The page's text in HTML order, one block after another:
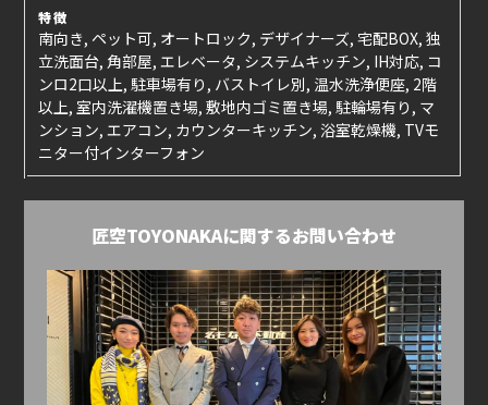
特徴
南向き, ペット可, オートロック, デザイナーズ, 宅配BOX, 独
立洗面台, 角部屋, エレベータ, システムキッチン, IH対応, コ
ンロ2口以上, 駐車場有り, バストイレ別, 温水洗浄便座, 2階
以上, 室内洗濯機置き場, 敷地内ゴミ置き場, 駐輪場有り, マ
ンション, エアコン, カウンターキッチン, 浴室乾燥機, TVモ
ニター付インターフォン
匠空TOYONAKAに関するお問い合わせ